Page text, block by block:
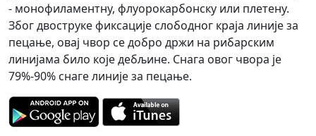
- монофиламентну, флуорокарбонску или плетену.
Због двоструке фиксације слободног краја линије за
пецање, овај чвор се добро држи на рибарским
линијама било које дебљине. Снага овог чвора је
79%-90% снаге линије за пецање.